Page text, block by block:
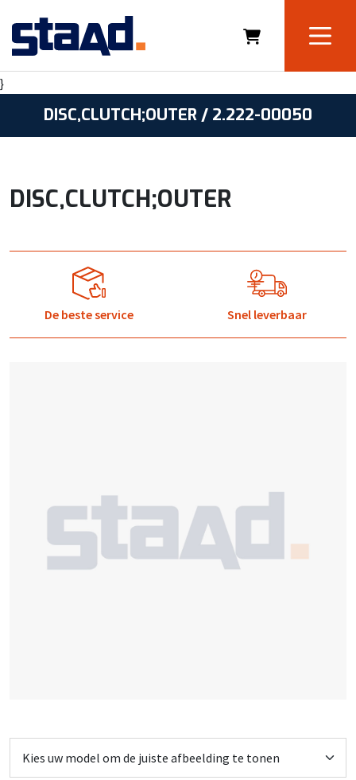
}
DISC,CLUTCH;OUTER / 2.222-00050
DISC,CLUTCH;OUTER
De beste service Snel leverbaar